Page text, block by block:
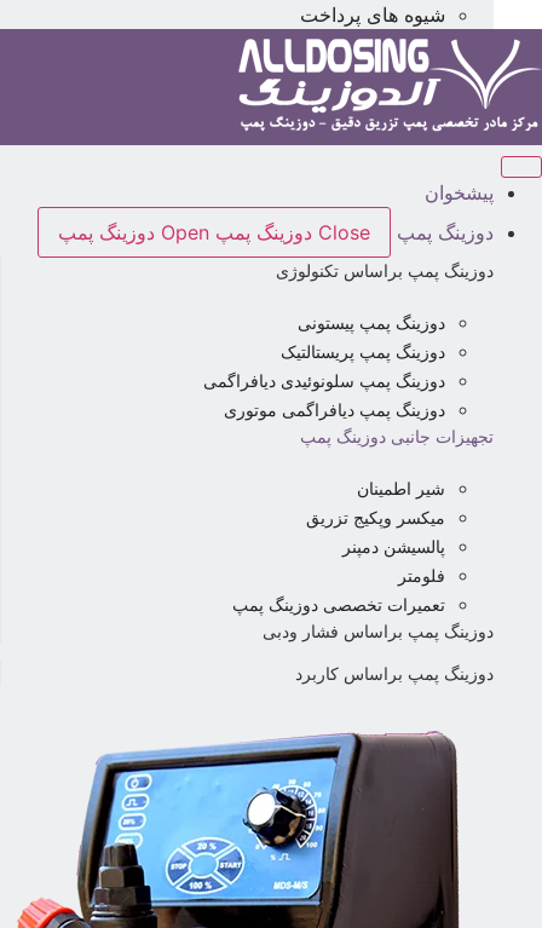
شیوه های پرداخت
پیشخوان
دوزینگ پمپ
Close دوزینگ پمپ Open دوزینگ پمپ
دوزینگ پمپ براساس تکنولوژی
دوزینگ پمپ پیستونی
دوزینگ پمپ پریستالتیک
دوزینگ پمپ سلونوئیدی دیافراگمی
دوزینگ پمپ دیافراگمی موتوری
تجهیزات جانبی دوزینگ پمپ
شیر اطمینان
میکسر وپکیج تزریق
پالسیشن دمپنر
فلومتر
تعمیرات تخصصی دوزینگ پمپ
دوزینگ پمپ براساس فشار ودبی
دوزینگ پمپ براساس کاربرد